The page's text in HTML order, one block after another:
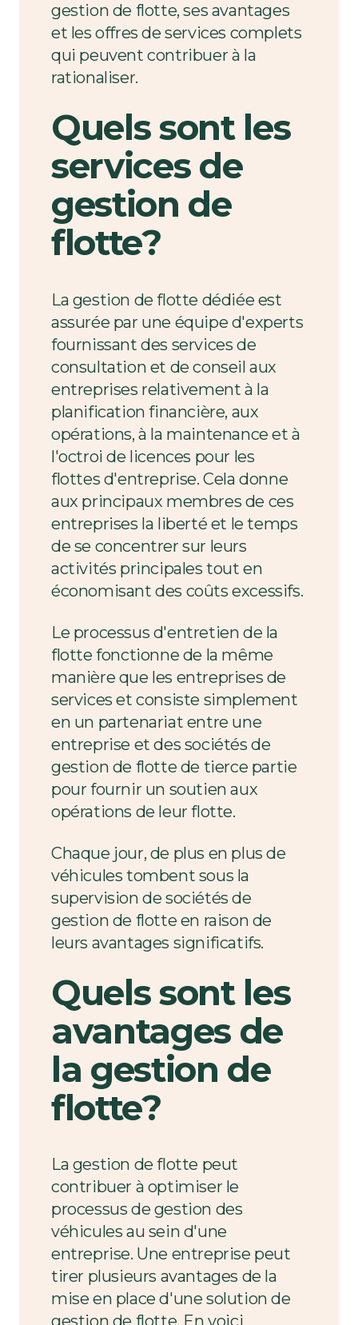
gestion de flotte, ses avantages
et les offres de services complets
qui peuvent contribuer à la
rationaliser.
Quels sont les
services de
gestion de
flotte?
La gestion de flotte dédiée est
assurée par une équipe d'experts
fournissant des services de
consultation et de conseil aux
entreprises relativement à la
planification financière, aux
opérations, à la maintenance et à
l'octroi de licences pour les
flottes d'entreprise. Cela donne
aux principaux membres de ces
entreprises la liberté et le temps
de se concentrer sur leurs
activités principales tout en
économisant des coûts excessifs.
Le processus d'entretien de la
flotte fonctionne de la même
manière que les entreprises de
services et consiste simplement
en un partenariat entre une
entreprise et des sociétés de
gestion de flotte de tierce partie
pour fournir un soutien aux
opérations de leur flotte.
Chaque jour, de plus en plus de
véhicules tombent sous la
supervision de sociétés de
gestion de flotte en raison de
leurs avantages significatifs.
Quels sont les
avantages de
la gestion de
flotte?
La gestion de flotte peut
contribuer à optimiser le
processus de gestion des
véhicules au sein d'une
entreprise. Une entreprise peut
tirer plusieurs avantages de la
mise en place d'une solution de
gestion de flotte. En voici